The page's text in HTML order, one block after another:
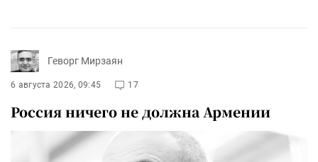
Геворг Мирзаян
6 августа 2026, 09:45 17
Россия ничего не должна Армении